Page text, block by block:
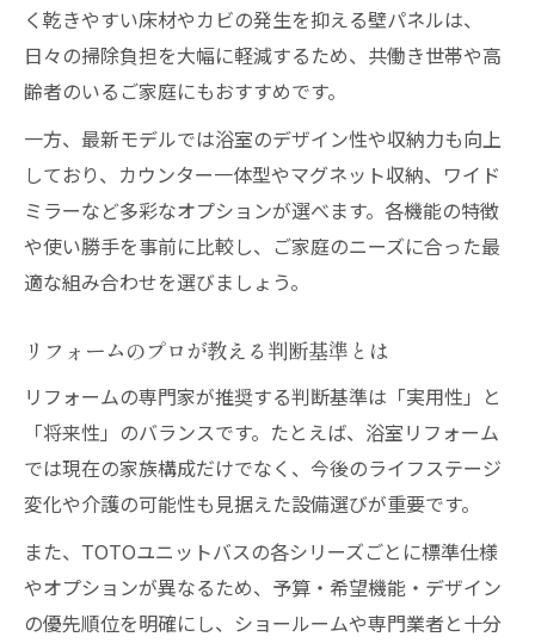
く乾きやすい床材やカビの発生を抑える壁パネルは、
日々の掃除負担を大幅に軽減するため、共働き世帯や高
齢者のいるご家庭にもおすすめです。
一方、最新モデルでは浴室のデザイン性や収納力も向上
しており、カウンター一体型やマグネット収納、ワイド
ミラーなど多彩なオプションが選べます。各機能の特徴
や使い勝手を事前に比較し、ご家庭のニーズに合った最
適な組み合わせを選びましょう。
リフォームのプロが教える判断基準とは
リフォームの専門家が推奨する判断基準は「実用性」と
「将来性」のバランスです。たとえば、浴室リフォーム
では現在の家族構成だけでなく、今後のライフステージ
変化や介護の可能性も見据えた設備選びが重要です。
また、TOTOユニットバスの各シリーズごとに標準仕様
やオプションが異なるため、予算・希望機能・デザイン
の優先順位を明確にし、ショールームや専門業者と十分